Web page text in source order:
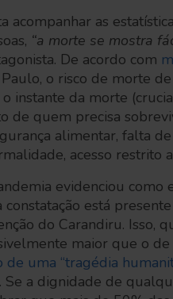
acompanhar as
“a morte se mostra
De acordo com
Paulo, o risco de morte
instante da morte
de quem precisa
alimentar, falta
acesso restrito
evidenciou como
constatação está
do Carandiru. Isso,
maior que o
de uma “tragédia
. Se a dignidade de